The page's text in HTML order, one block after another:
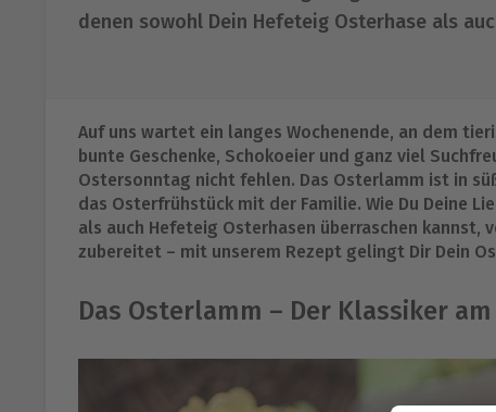
denen sowohl Dein Hefeteig Osterhase als
Auf uns wartet ein langes Wochenende, an dem
bunte Geschenke, Schokoeier und ganz viel
Ostersonntag nicht fehlen. Das Osterlamm ist in
das Osterfrühstück mit der Familie. Wie Du Deine
als auch Hefeteig Osterhasen überraschen kannst,
zubereitet – mit unserem Rezept gelingt Dir Dein
Das Osterlamm – Der Klassiker